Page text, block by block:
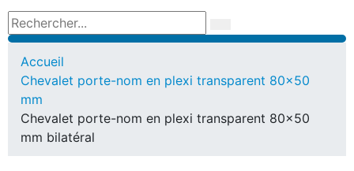
Accueil
Chevalet porte-nom en plexi transparent 80x50
mm
Chevalet porte-nom en plexi transparent 80×50
mm bilatéral